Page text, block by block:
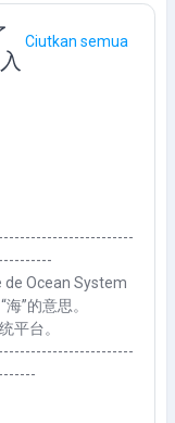
Ciutkan semua
de Ocean System
”的意思。
平台。